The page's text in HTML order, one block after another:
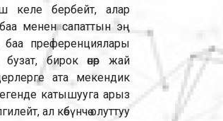
келе бербейт, алар
менен сапаттын эң
преференциялары
бирок өнөр жай
ата мекендик
катышууга арыз
ал көбүнчө олуттуу